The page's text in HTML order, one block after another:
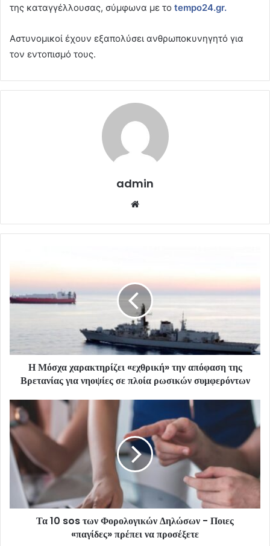
της καταγγέλλουσας, σύμφωνα με το tempo24.gr.
Αστυνομικοί έχουν εξαπολύσει ανθρωποκυνηγητό για
τον εντοπισμό τους.
admin
Η Μόσχα χαρακτηρίζει «εχθρική» την απόφαση της
Βρετανίας για νηοψίες σε πλοία ρωσικών συμφερόντων
Τα 10 sos των Φορολογικών Δηλώσων - Ποιες
«παγίδες» πρέπει να προσέξετε